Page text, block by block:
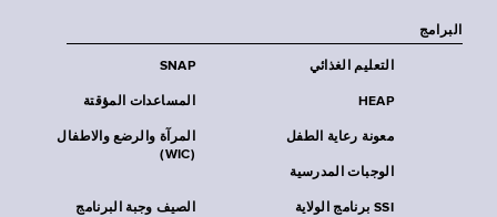
البرامج
SNAP التعليم الغذائي
المساعدات المؤقتة HEAP
المرآة والرضع والاطفال
(WIC)
معونة رعاية الطفل
الوجبات المدرسية
الصيف وجبة البرنامج
SSI برنامج الولاية